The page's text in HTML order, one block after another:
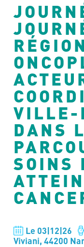
VILLE-
DANS
SOINS
Le 03|12|26
Viviani, 44200